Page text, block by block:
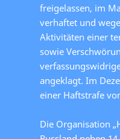
freigelassen, im
verhaftet und
Aktivitäten einer
sowie
angeklagt. Im
einer Haftstrafe
Die Organisation